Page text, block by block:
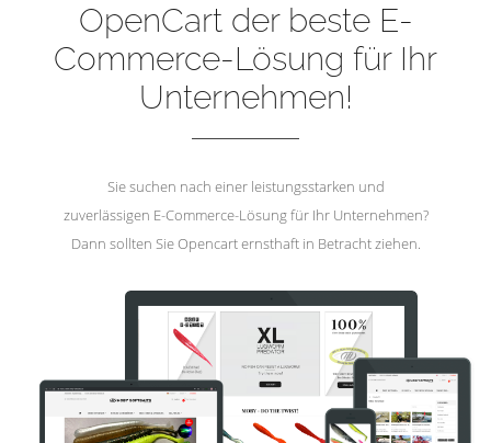
OpenCart der beste E-
Commerce-Lösung für Ihr
Unternehmen!
Sie suchen nach einer leistungsstarken und
zuverlässigen E-Commerce-Lösung für Ihr Unternehmen?
Dann sollten Sie Opencart ernsthaft in Betracht ziehen.